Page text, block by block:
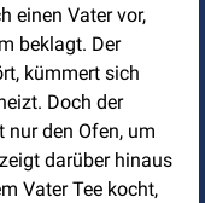
einen Vater vor,
beklagt. Der
kümmert sich
Doch der
nur den Ofen, um
darüber hinaus
Vater Tee kocht,